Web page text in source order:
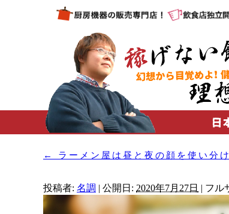
← ラーメン屋は昼と夜の顔を使い分
投稿者: 名調 | 公開日: 2020年7月27日 | フル